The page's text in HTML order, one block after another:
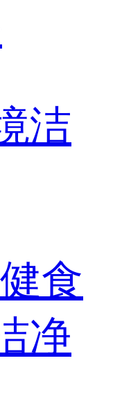
洁
食
净